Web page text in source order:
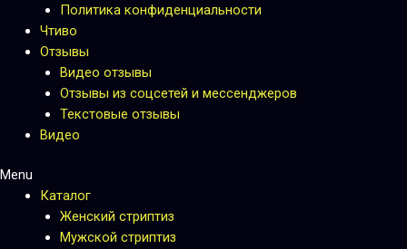
Политика конфиденциальности
Чтиво
Отзывы
Видео отзывы
Отзывы из соцсетей и мессенджеров
Текстовые отзывы
Видео
Menu
Каталог
Женский стриптиз
Мужской стриптиз